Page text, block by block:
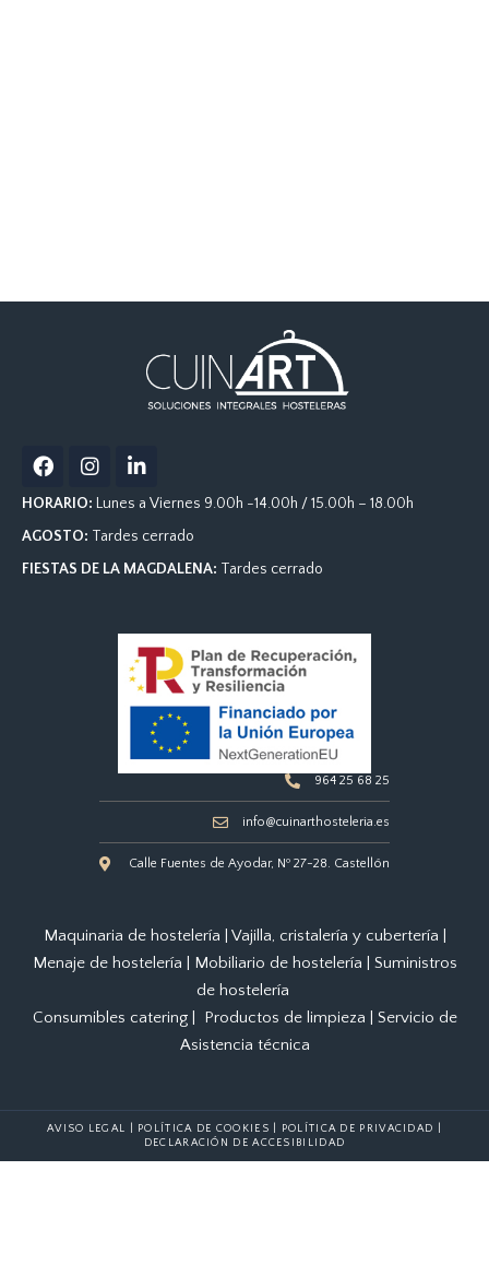
F
a
c
b
o
o
I
n
s
a
g
r
i
n
e
d
i
i
n
HORARIO: Lunes a Viernes 9.00h -14.00h / 15.00h – 18.00h
AGOSTO: Tardes cerrado
FIESTAS DE LA MAGDALENA: Tardes cerrado
964 25 68 25
info@cuinarthosteleria.es
Calle Fuentes de Ayodar, Nº 27-28. Castellón
Maquinaria de hostelería Vajilla, cristalería y cubertería
Menaje de hostelería
Mobiliario de hostelería
Suministros
de hostelería
Consumibles catering| Productos de limpieza
Servicio de
Asistencia técnica
AVISO LEGAL POLÍTICA DE COOKIES POLÍTICA DE PRIVACIDAD
DECLARACIÓN DE ACCESIBILIDAD